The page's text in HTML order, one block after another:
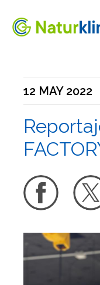
Go to the content
12 MAY 2022